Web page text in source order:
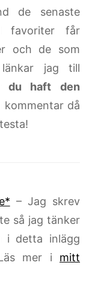
de senaste
favoriter får
och de som
jag till
du haft den
kommentar då
– Jag skrev
så jag tänker
i detta inlägg
mer i mitt